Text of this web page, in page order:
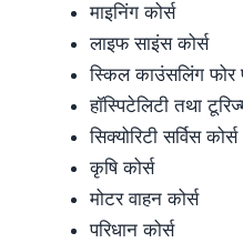
माइनिंग कोर्स
लाइफ साइंस कोर्स
स्किल काउंसलिंग फोर
हॉस्पिटेलिटी तथा
सिक्योरिटी सर्विस कोर्स
कृषि कोर्स
मोटर वाहन कोर्स
परिधान कोर्स